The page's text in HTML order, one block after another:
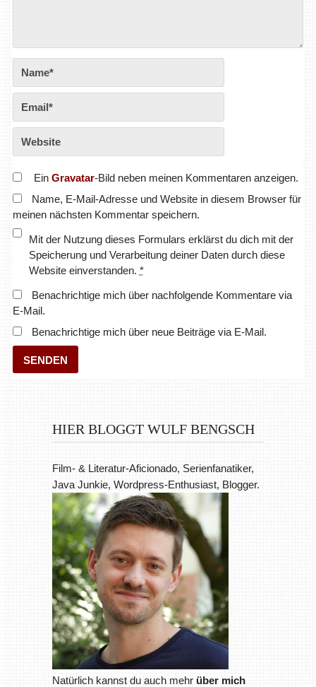
Ein Gravatar-Bild neben meinen Kommentaren anzeigen.
Name, E-Mail-Adresse und Website in diesem Browser für
meinen nächsten Kommentar speichern.
Mit der Nutzung dieses Formulars erklärst du dich mit der
Speicherung und Verarbeitung deiner Daten durch diese
Website einverstanden. *
Benachrichtige mich über nachfolgende Kommentare via
E-Mail.
Benachrichtige mich über neue Beiträge via E-Mail.
HIER BLOGGT WULF BENGSCH
Film- & Literatur-Aficionado, Serienfanatiker,
Java Junkie, Wordpress-Enthusiast, Blogger.
Natürlich kannst du auch mehr über mich